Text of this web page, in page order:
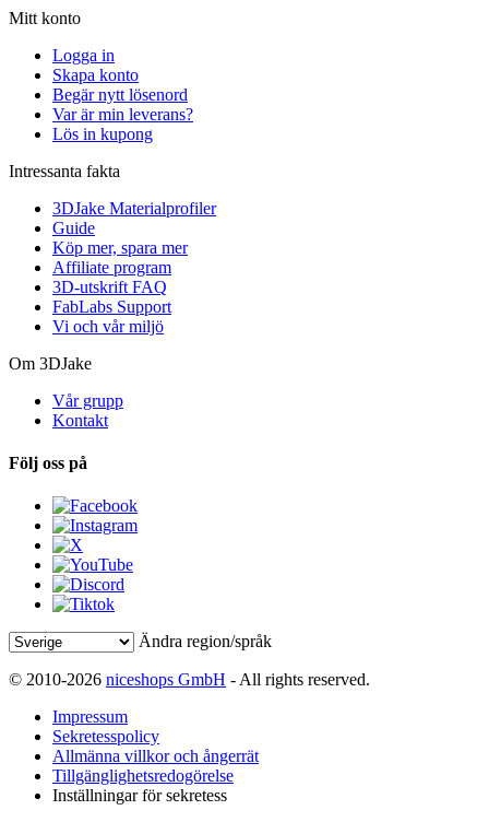
Mitt konto
Logga in
Skapa konto
Begär nytt lösenord
Var är min leverans?
Lös in kupong
Intressanta fakta
3DJake Materialprofiler
Guide
Köp mer, spara mer
Affiliate program
3D-utskrift FAQ
FabLabs Support
Vi och vår miljö
Om 3DJake
Vår grupp
Kontakt
Följ oss på
Ändra region/språk
© 2010-2026 niceshops GmbH - All rights reserved.
Impressum
Sekretesspolicy
Allmänna villkor och ångerrät
Tillgänglighetsredogörelse
Inställningar för sekretess